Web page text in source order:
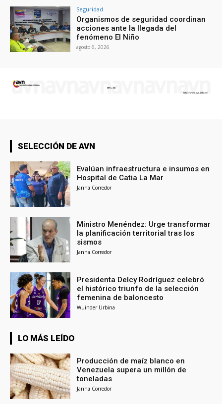
Seguridad
Organismos de seguridad coordinan
acciones ante la llegada del
fenómeno El Niño
agosto 6, 2026
SELECCIÓN DE AVN
Evalúan infraestructura e insumos en
Hospital de Catia La Mar
Janna Corredor
Ministro Menéndez: Urge transformar
la planificación territorial tras los
sismos
Janna Corredor
Presidenta Delcy Rodríguez celebró
el histórico triunfo de la selección
femenina de baloncesto
Wuinder Urbina
LO MÁS LEÍDO
Producción de maíz blanco en
Venezuela supera un millón de
toneladas
Janna Corredor